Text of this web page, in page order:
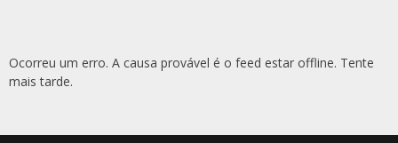
Ocorreu um erro. A causa provável é o feed estar offline. Tente
mais tarde.